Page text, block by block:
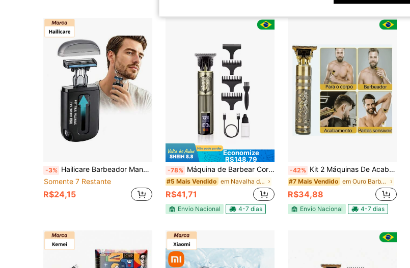
-3% Hailicare Barbeador Manual Leve Masculino, Cabeça de Lâmina Deslizante Retrátil, Cabeça de Lâmina Substituível, Ferramenta de Barbear Amigável à Pele, Portátil e Compacto para Viagens e Esportes ao Ar Livre
Somente 7 Restante
R$24,15
Economize
R$148,79
-78% Máquina de Barbear Corte Acabamento Elétrico Trimmer Profissional Recarregável para Barba, Cabelo, Bigode, Pezinho e Fade
#5 Mais Vendido em Navalha de lâmina Barbeadores elétricos e acess
R$41,71
Envio Nacional 4-7 dias
-42% Kit 2 Máquinas De Acabamento Profissional Vintage Barbeador Cabelo Estilo DRAGÃO!
#7 Mais Vendido em Ouro Barbeadores elétricos e acessórios
R$34,88
Envio Nacional 4-7 dias